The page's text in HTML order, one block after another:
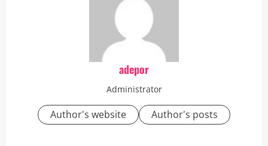
adepor
Administrator
Author's website Author's posts